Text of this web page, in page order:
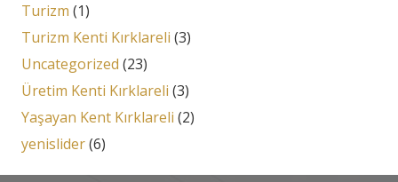
Turizm (1)
Turizm Kenti Kırklareli (3)
Uncategorized (23)
Üretim Kenti Kırklareli (3)
Yaşayan Kent Kırklareli (2)
yenislider(6)